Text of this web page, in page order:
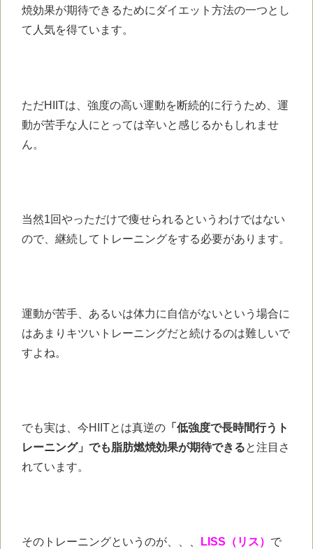
焼効果が期待できるためにダイエット方法の一つとし
て 人気を得ています。
ただHIITは、 強度の高い運動を断続的に行うため、 運
動が苦手な人にとっては辛いと感じるかもしれませ
ん。
当然1回やっただけで痩せられる というわけではない
ので、 継続してトレーニングをする必要があります。
運動が苦手、あるいは体力に自信がないという場合に
はあまりキツいトレーニングだと続けるのは難しいで
すよね。
でも実は、今HIITとは真逆の 「低強度で長時間行うト
レーニング」 でも脂肪燃焼効果が期待できると注目さ
れています。
そのトレーニングというのが、、、 LISS（リス） で